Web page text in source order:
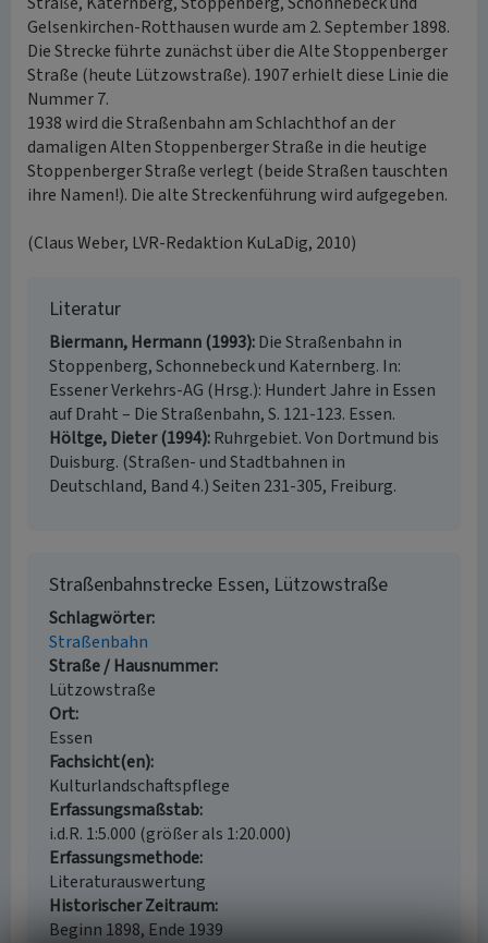
Gelsenkirchen-Rotthausen wurde am 2. September 1898.
Die Strecke führte zunächst über die Alte Stoppenberger
Straße (heute Lützowstraße). 1907 erhielt diese Linie die
Nummer 7.
1938 wird die Straßenbahn am Schlachthof an der
damaligen Alten Stoppenberger Straße in die heutige
Stoppenberger Straße verlegt (beide Straßen tauschten
ihre Namen!). Die alte Streckenführung wird aufgegeben.
(Claus Weber, LVR-Redaktion KuLaDig, 2010)
Literatur
Biermann, Hermann (1993) Die Straßenbahn in
Stoppenberg, Schonnebeck und Katernberg. In:
Essener Verkehrs-AG (Hrsg.): Hundert Jahre in Essen
auf Draht – Die Straßenbahn, S. 121-123. Essen.
Höltge, Dieter (1994) Ruhrgebiet. Von Dortmund bis
Duisburg. (Straßen- und Stadtbahnen in
Deutschland, Band 4.) Seiten 231-305, Freiburg.
Straßenbahnstrecke Essen, Lützowstraße
Schlagwörter
Straßenbahn
Straße / Hausnummer
Lützowstraße
Ort
Essen
Fachsicht(en)
Kulturlandschaftspflege
Erfassungsmaßstab
i.d.R. 1:5.000 (größer als 1:20.000)
Erfassungsmethode
Literaturauswertung
Historischer Zeitraum
Beginn 1898, Ende 1939